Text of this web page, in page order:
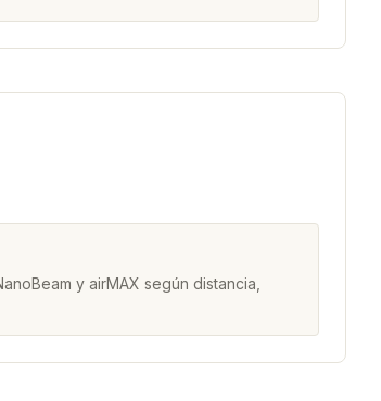
y airMAX según distancia,